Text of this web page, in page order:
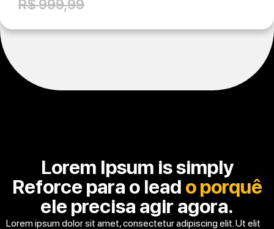
R$ 999,99
Lorem Ipsum is simply
Reforce para o lead o porquê
ele precisa agir agora.
Lorem ipsum dolor sit amet, consectetur adipiscing elit. Ut elit